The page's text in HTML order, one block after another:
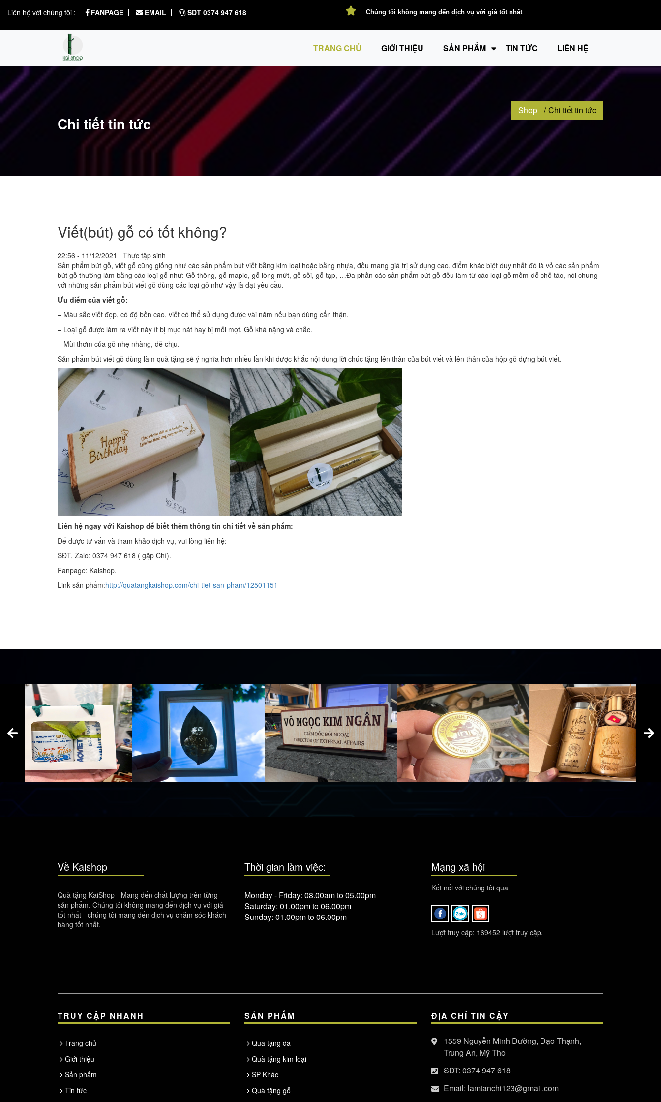
Liên hệ với chúng tôi : FANPAGE EMAIL SDT 0374 947 618 Chúng tôi không mang đến dịch vụ với giá tốt nhất
TRANG CHỦ GIỚI THIỆU SẢN PHẨM TIN TỨC LIÊN HỆ
Chi tiết tin tức
Shop Chi tiết tin tức
Viết(bút) gỗ có tốt không?
22:56 - 11/12/2021 , Thực tập sinh
Sản phẩm bút gỗ, viết gỗ cũng giống như các sản phẩm bút viết bằng kim loại hoặc bằng nhựa, đều mang giá trị sử dụng cao, điểm khác biệt duy nhất đó là vỏ các sản phẩm
bút gỗ thường làm bằng các loại gỗ như: Gỗ thông, gỗ maple, gỗ lòng mứt, gỗ sồi, gỗ tạp, …Đa phần các sản phẩm bút gỗ đều làm từ các loại gỗ mềm dễ chế tác, nói chung
với những sản phẩm bút viết gỗ dùng các loại gỗ như vậy là đạt yêu cầu.
Ưu điểm của viết gỗ:
– Màu sắc viết đẹp, có độ bền cao, viết có thể sử dụng được vài năm nếu bạn dùng cẩn thận.
– Loại gỗ được làm ra viết này ít bị mục nát hay bị mối mọt. Gỗ khá nặng và chắc.
– Mùi thơm của gỗ nhẹ nhàng, dễ chịu.
Sản phẩm bút viết gỗ dùng làm quà tặng sẽ ý nghĩa hơn nhiều lần khi được khắc nội dung lời chúc tặng lên thân của bút viết và lên thân của hộp gỗ đựng bút viết.
Liên hệ ngay với Kaishop để biết thêm thông tin chi tiết về sản phẩm:
Để được tư vấn và tham khảo dịch vụ, vui lòng liên hệ:
SĐT, Zalo: 0374 947 618 ( gặp Chí).
Fanpage: Kaishop.
Link sản phẩm:http://quatangkaishop.com/chi-tiet-san-pham/12501151
Về Kaishop
Quà tặng KaiShop - Mang đến chất lượng trên từng
sản phẩm. Chúng tôi không mang đến dịch vụ với giá
tốt nhất - chúng tôi mang đến dịch vụ chăm sóc khách
hàng tốt nhất.
Thời gian làm việc:
Monday - Friday: 08.00am to 05.00pm
Saturday: 01.00pm to 06.00pm
Sunday: 01.00pm to 06.00pm
Mạng xã hội
Kết nối với chúng tôi qua
Lượt truy cập: 169452 lượt truy cập.
TRUY CẬP NHANH
Trang chủ
Giới thiệu
Sản phẩm
Tin tức
SẢN PHẨM
Quà tặng da
Quà tặng kim loại
SP Khác
Quà tặng gỗ
ĐỊA CHỈ TIN CẬY
1559 Nguyễn Minh Đường, Đạo Thạnh,
Trung An, Mỹ Tho
SDT: 0374 947 618
Email: lamtanchi123@gmail.com